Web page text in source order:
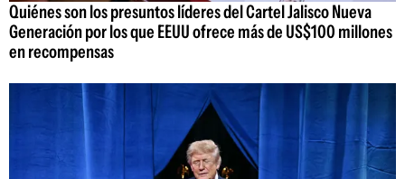
Quiénes son los presuntos líderes del Cartel Jalisco Nueva
Generación por los que EEUU ofrece más de US$100 millones
en recompensas